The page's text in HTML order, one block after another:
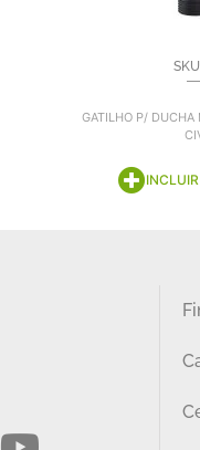
GATILHO P/ DUCHA